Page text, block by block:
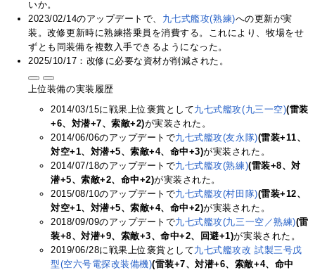
いか。
2023/02/14のアップデートで、 九七式艦攻(熟練)への更新が実
装。改修更新時に熟練搭乗員を消費する。これにより、牧場をせ
ずとも同装備を複数入手できるようになった。
2025/10/17：改修に必要な資材が削減された。
上位装備の実装履歴
2014/03/15に戦果上位褒賞として九七式艦攻(九三一空)(雷装
+6、対潜+7、索敵+2)が実装された。
2014/06/06のアップデートで九七式艦攻(友永隊)(雷装+11、
対空+1、対潜+5、索敵+4、命中+3)が実装された。
2014/07/18のアップデートで九七式艦攻(熟練)(雷装+8、対
潜+5、索敵+2、命中+2)が実装された。
2015/08/10のアップデートで九七式艦攻(村田隊)(雷装+12、
対空+1、対潜+5、索敵+4、命中+2)が実装された。
2018/09/09のアップデートで九七式艦攻(九三一空／熟練)(雷
装+8、対潜+9、索敵+3、命中+2、回避+1)が実装された。
2019/06/28に戦果上位褒賞として九七式艦攻改 試製三号戊
型(空六号電探改装備機)(雷装+7、対潜+6、索敵+4、命中